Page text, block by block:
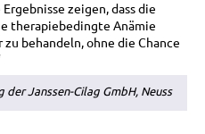
zeigen, dass die
therapiebedingte Anämie
behandeln, ohne die Chance
Janssen-Cilag GmbH, Neuss